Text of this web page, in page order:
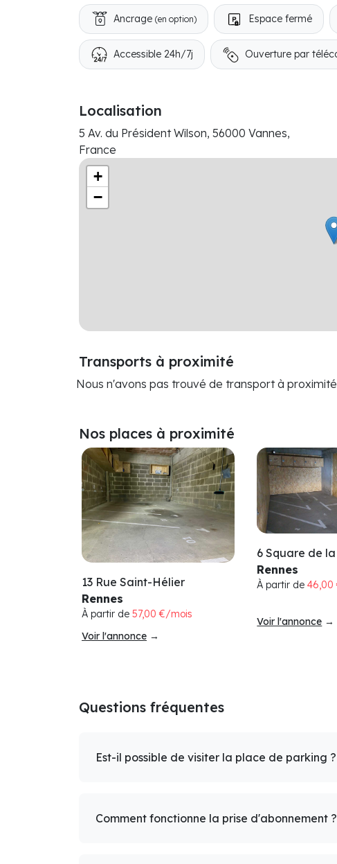
Ancrage (en option) Espace fermé
Accessible 24h/7j Ouverture par
Localisation
5 Av. du Président Wilson, 56000 Vannes,
France
+
−
Transports à proximité
Nous n'avons pas trouvé de transport à proximité
Nos places à proximité
13 Rue Saint-Hélier
Rennes
À partir de 57,00 €/mois
Voir l'annonce →
6 Square de
Rennes
À partir de46,00
Voir l'annonce →
Questions fréquentes
Est-il possible de visiter la place de parking ?
Comment fonctionne la prise d'abonnement ?